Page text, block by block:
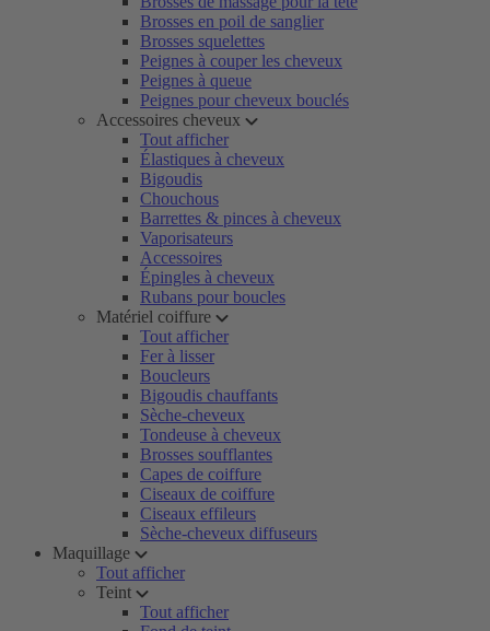
Brosses en poil de sanglier
Brosses squelettes
Peignes à couper les cheveux
Peignes à queue
Peignes pour cheveux bouclés
Accessoires cheveux
Tout afficher
Élastiques à cheveux
Bigoudis
Chouchous
Barrettes & pinces à cheveux
Vaporisateurs
Accessoires
Épingles à cheveux
Rubans pour boucles
Matériel coiffure
Tout afficher
Fer à lisser
Boucleurs
Bigoudis chauffants
Sèche-cheveux
Tondeuse à cheveux
Brosses soufflantes
Capes de coiffure
Ciseaux de coiffure
Ciseaux effileurs
Sèche-cheveux diffuseurs
Maquillage
Tout afficher
Teint
Tout afficher